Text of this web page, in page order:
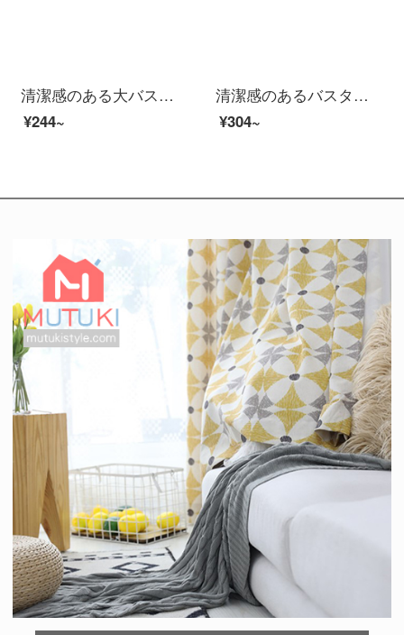
清潔感のある大バスタオルです。非純綿の吸水速乾厚を高め、男女のタオル450 gの浅花灰（80*150 cm）-厚いお金を加えます。
¥244~
清潔感のあるバスタオル純綿家庭用男女全綿に厚い抗菌力を加え、吸水速乾風呂大巾水晶粉（A類標準/長い綿毛/ドイツ司馬3 A級抗菌）
¥304~